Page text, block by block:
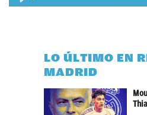
LO ÚLTIMO EN
MADRID